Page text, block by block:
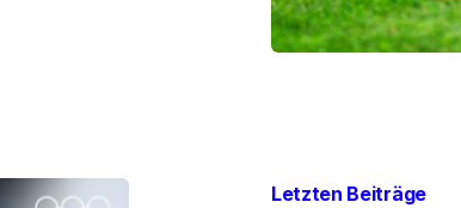
Letzten Beiträge